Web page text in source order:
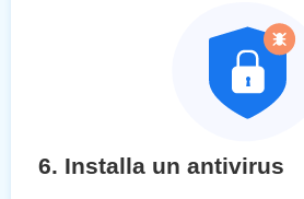
6. Installa un antivirus